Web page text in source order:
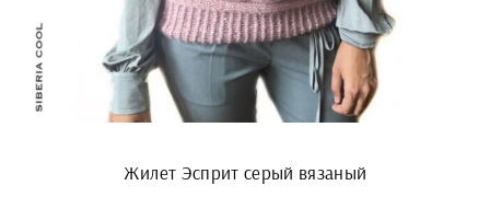
Жилет Эсприт серый вязаный